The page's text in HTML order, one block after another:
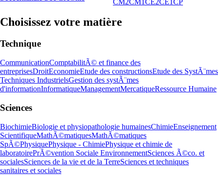
Choisissez votre matière
Technique
CommunicationComptabilitÃ© et finance des
entreprisesDroitEconomieEtude des constructionsEtude des SystÃ¨mes
Techniques IndustrielsGestion des systÃ¨mes
d'informationInformatiqueManagementMercatiqueRessource Humaine
Sciences
BiochimieBiologie et physiopathologie humainesChimieEnseignement
ScientifiqueMathÃ©matiquesMathÃ©matiques
SpÃ©PhysiquePhysique - ChimiePhysique et chimie de
laboratoirePrÃ©vention Sociale EnvironnementSciences Ã©co. et
socialesSciences de la vie et de la TerreSciences et techniques
sanitaires et sociales